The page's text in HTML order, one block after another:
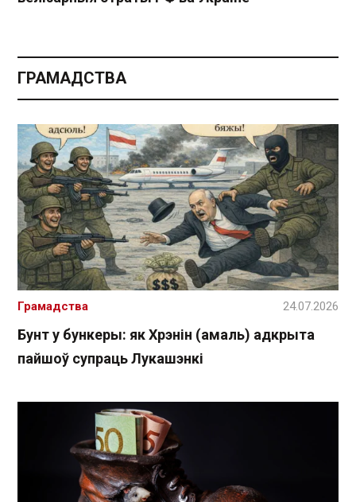
ГРАМАДСТВА
Бунт у бункеры: як Хрэнін (амаль) адкрыта
пайшоў супраць Лукашэнкі
Грамадства 24.07.2026